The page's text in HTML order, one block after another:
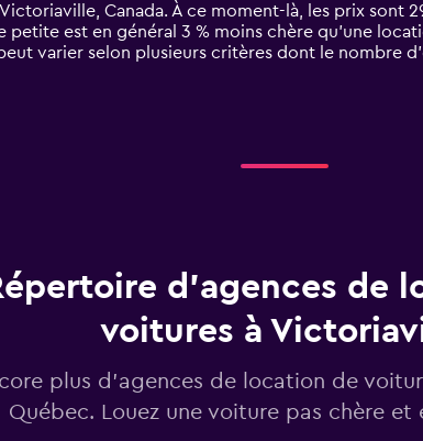
Canada. À ce moment-là, les prix sont
petite est en général 3 % moins chère qu'une
varier selon plusieurs critères dont le nombre
d’agences de
voitures à
plus d’agences de location de
Québec. Louez une voiture pas chère et